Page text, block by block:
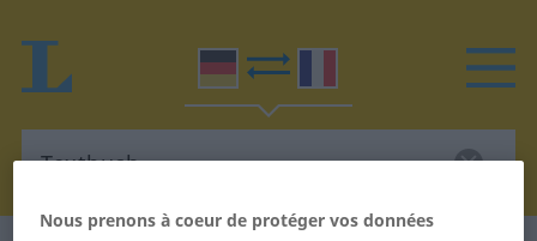
Nous prenons à coeur de protéger vos données